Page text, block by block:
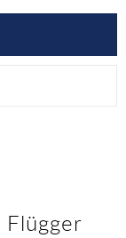
Flügger